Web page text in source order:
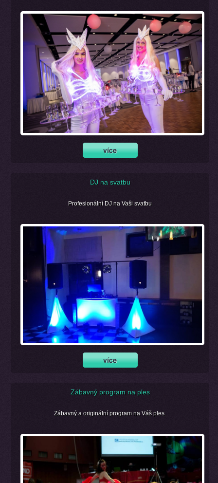
DJ na svatbu
Profesionální DJ na Vaši svatbu
Zábavný program na ples
Zábavný a originální program na Váš ples.